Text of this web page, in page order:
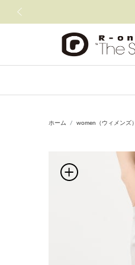
ホーム women（ウィメンズ）